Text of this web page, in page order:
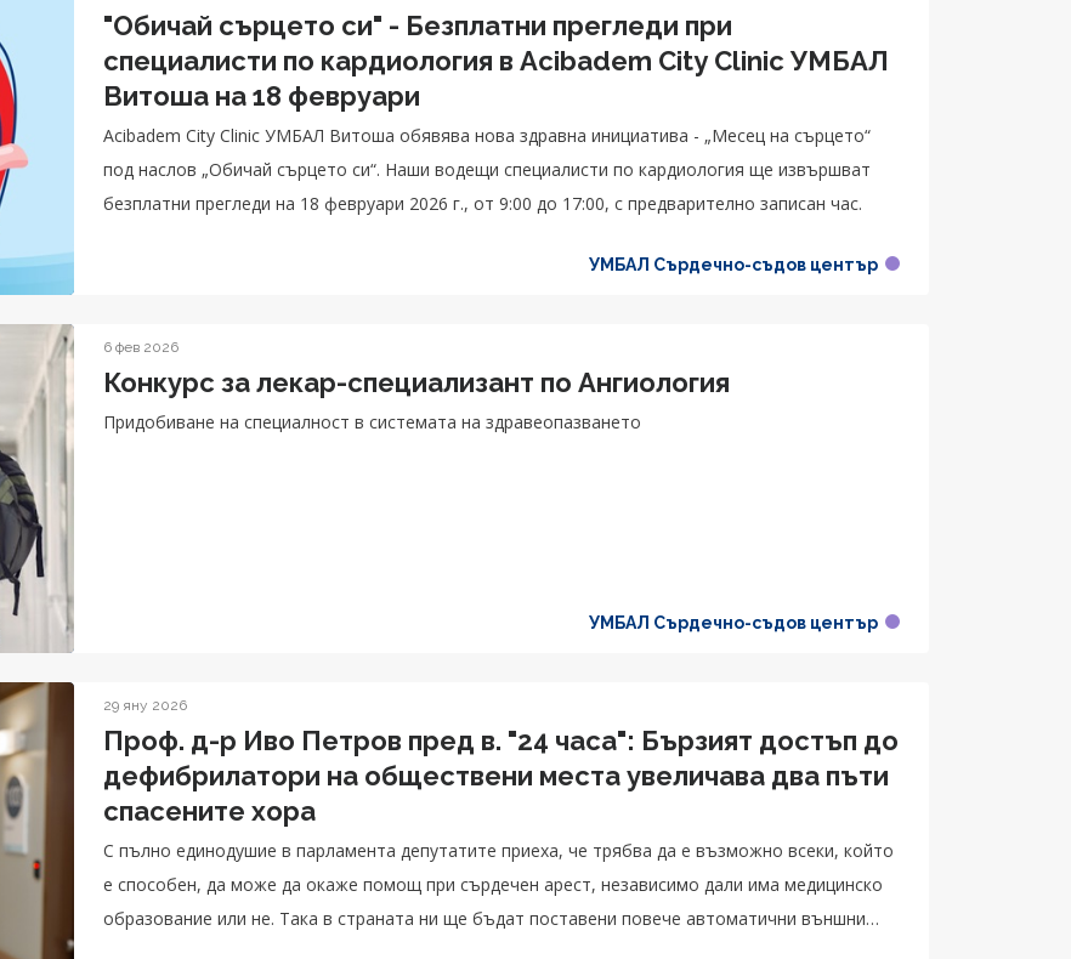
"Обичай сърцето си" - Безплатни прегледи при
специалисти по кардиология в Acibadem City Clinic УМБАЛ
Витоша на 18 февруари
Acibadem City Clinic УМБАЛ Витоша обявява нова здравна инициатива - „Месец на сърцето“
под наслов „Обичай сърцето си“. Наши водещи специалисти по кардиология ще извършват
безплатни прегледи на 18 февруари 2026 г., от 9:00 до 17:00, с предварително записан час.
УМБАЛ Сърдечно-съдов център
6 фев 2026
Конкурс за лекар-специализант по Ангиология
Придобиване на специалност в системата на здравеопазването
УМБАЛ Сърдечно-съдов център
29 яну 2026
Проф. д-р Иво Петров пред в. "24 часа": Бързият достъп до
дефибрилатори на обществени места увеличава два пъти
спасените хора
С пълно единодушие в парламента депутатите приеха, че трябва да е възможно всеки, който
е способен, да може да окаже помощ при сърдечен арест, независимо дали има медицинско
образование или не. Така в страната ни ще бъдат поставени повече автоматични външни